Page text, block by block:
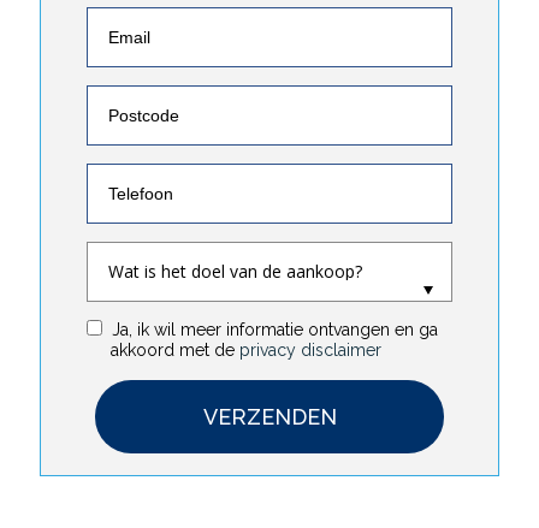
Ja, ik wil meer informatie ontvangen en ga
akkoord met de privacy disclaimer
VERZENDEN